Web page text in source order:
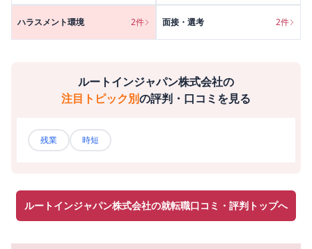
ハラスメント環境 2件 面接・選考 2件
ルートインジャパン株式会社の
注目トピック別の評判・口コミを見る
残業 時短
ルートインジャパン株式会社の就転職口コミ・評判トップへ